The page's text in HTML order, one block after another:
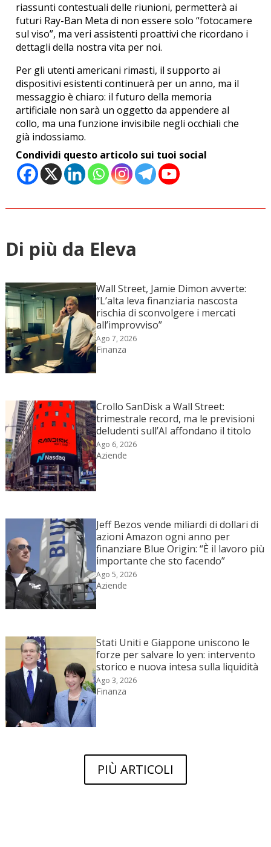
riassunti contestuali delle riunioni, permetterà ai
futuri Ray-Ban Meta di non essere solo “fotocamere
sul viso”, ma veri assistenti proattivi che ricordano i
dettagli della nostra vita per noi.
Per gli utenti americani rimasti, il supporto ai
dispositivi esistenti continuerà per un anno, ma il
messaggio è chiaro: il futuro della memoria
artificiale non sarà un oggetto da appendere al
collo, ma una funzione invisibile negli occhiali che
già indossiamo.
Condividi questo articolo sui tuoi social
Di più da Eleva
Wall Street, Jamie Dimon avverte:
“L’alta leva finanziaria nascosta
rischia di sconvolgere i mercati
all’improvviso”
Ago 7, 2026
Finanza
Crollo SanDisk a Wall Street:
trimestrale record, ma le previsioni
deludenti sull’AI affondano il titolo
Ago 6, 2026
Aziende
Jeff Bezos vende miliardi di dollari di
azioni Amazon ogni anno per
finanziare Blue Origin: “È il lavoro più
importante che sto facendo”
Ago 5, 2026
Aziende
Stati Uniti e Giappone uniscono le
forze per salvare lo yen: intervento
storico e nuova intesa sulla liquidità
Ago 3, 2026
Finanza
PIÙ ARTICOLI